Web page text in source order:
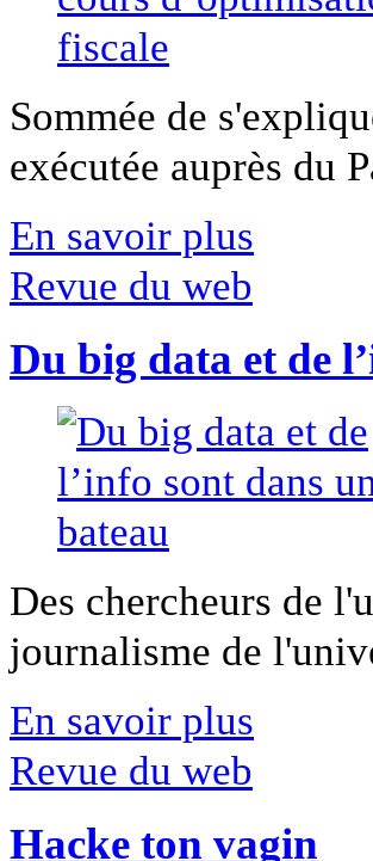
Sommée de
exécutée auprès du
En savoir plus
Revue du web
Du big data et de
Des chercheurs de
journalisme de
En savoir plus
Revue du web
Hacke ton vagin